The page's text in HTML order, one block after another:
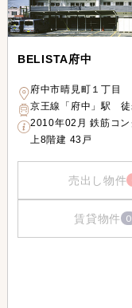
BELISTA府中
府中市晴見町１丁目
京王線「府中」駅
2010年02月 鉄筋コ
上8階建 43戸
売出し物件
賃貸物件 0